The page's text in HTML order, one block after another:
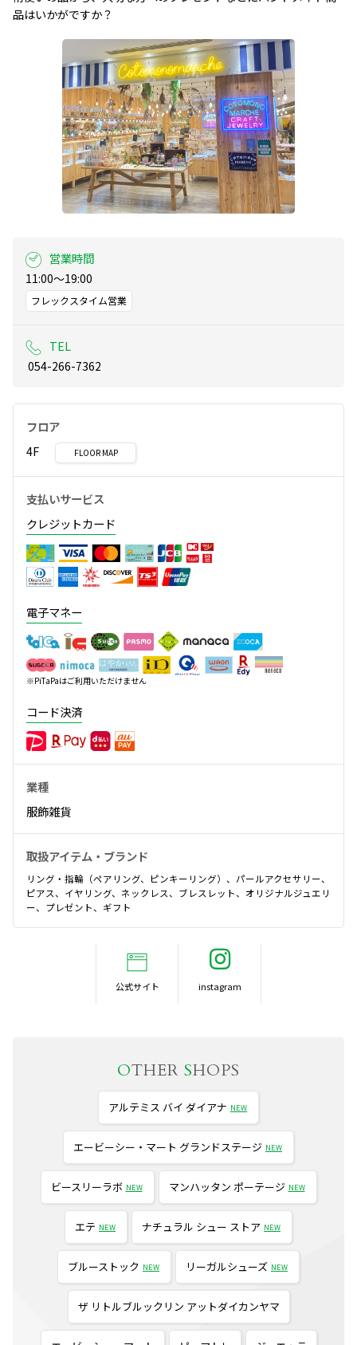
品はいかがですか？
営業時間
11:00～19:00
フレックスタイム営業
TEL
054-266-7362
フロア
4F
FLOOR MAP
支払いサービス
クレジットカード
電子マネー
※PiTaPaはご利用いただけません
コード決済
業種
服飾雑貨
取扱アイテム・ブランド
リング・指輪（ペアリング、ピンキーリング）、パールアクセサリー、
ピアス、イヤリング、ネックレス、ブレスレット、オリジナルジュエリ
ー、プレゼント、ギフト
公式サイト
OTHER SHOPS
アルテミス バイ ダイアナ NEW
エービーシー・マート グランドステージ NEW
ビースリーラボ NEW マンハッタン ポーテージ NEW
エテ NEW ナチュラル シュー ストア NEW
ブルーストック NEW リーガルシューズ NEW
ザ リトルブルックリン アットダイカンヤマ